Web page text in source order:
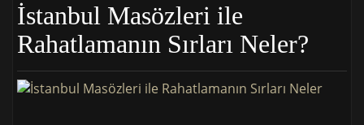
İstanbul Masözleri ile
Rahatlamanın Sırları Neler?